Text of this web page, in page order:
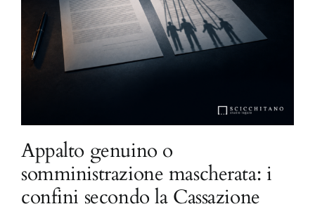
Appalto genuino o
somministrazione mascherata: i
confini secondo la Cassazione